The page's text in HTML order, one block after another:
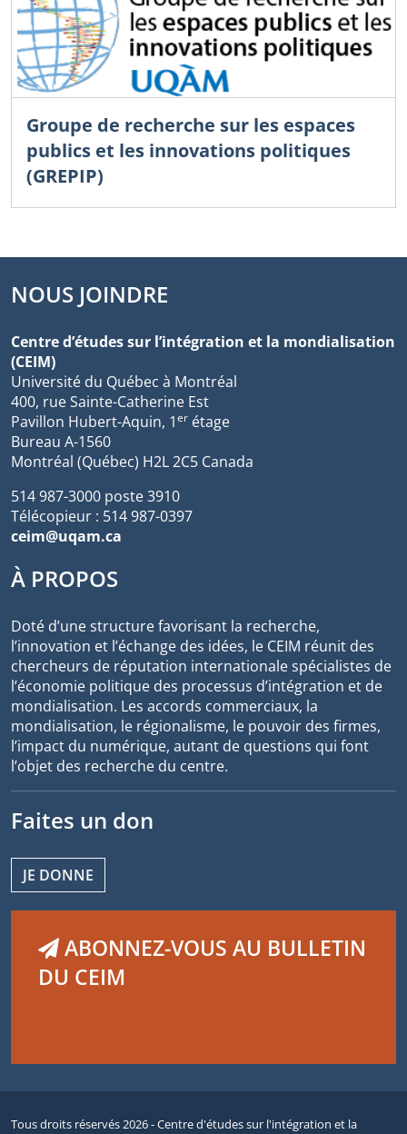
Groupe de recherche sur les espaces
publics et les innovations politiques
(GREPIP)
NOUS JOINDRE
Centre d’études sur l’intégration et la mondialisation
(CEIM)
Université du Québec à Montréal
400, rue Sainte-Catherine Est
Pavillon Hubert-Aquin, 1er étage
Bureau A-1560
Montréal (Québec) H2L 2C5 Canada
514 987-3000 poste 3910
Télécopieur : 514 987-0397
ceim@uqam.ca
À PROPOS
Doté d’une structure favorisant la recherche,
l’innovation et l’échange des idées, le CEIM réunit des
chercheurs de réputation internationale spécialistes de
l’économie politique des processus d’intégration et de
mondialisation. Les accords commerciaux, la
mondialisation, le régionalisme, le pouvoir des firmes,
l’impact du numérique, autant de questions qui font
l’objet des recherche du centre.
Faites un don
JE DONNE
ABONNEZ-VOUS AU BULLETIN
DU CEIM
Tous droits réservés 2026 - Centre d'études sur l'intégration et la